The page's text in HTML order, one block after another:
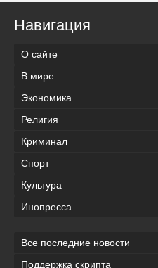
Навигация
О сайте
В мире
Экономика
Религия
Криминал
Спорт
Культура
Инопресса
Все последние новости
Поддержка скрипта